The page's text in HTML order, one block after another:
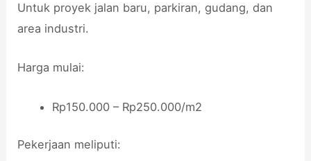
Untuk proyek jalan baru, parkiran, gudang, dan
area industri.
Harga mulai:
Rp150.000 – Rp250.000/m2
Pekerjaan meliputi: